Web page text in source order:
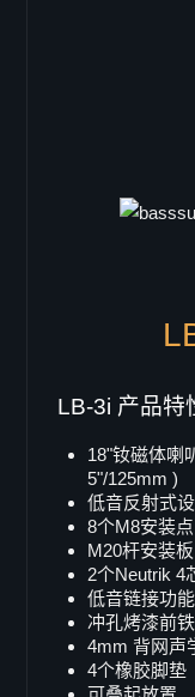
SB-
VB-
SB-
SB-
Single
B-15
LB-
LB-
SB-
X-
LB-3i 产品特
18"钕磁体喇
5"/125mm )
低音反射式
8个M8安装点
M20杆安装板
2个Neutrik 4
低音链接功能
冲孔烤漆前
4mm 背网声
4个橡胶脚垫